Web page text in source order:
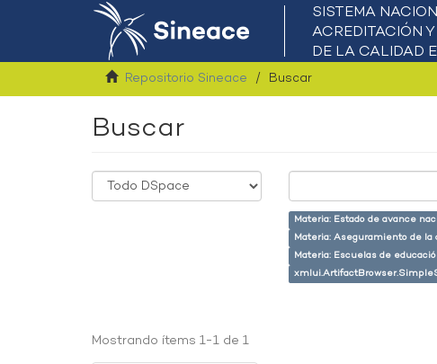
Repositorio Sineace Buscar
Buscar
Materia: Estado de avance
Materia: Aseguramiento de la
Materia: Escuelas de
Mostrando ítems 1-1 de 1